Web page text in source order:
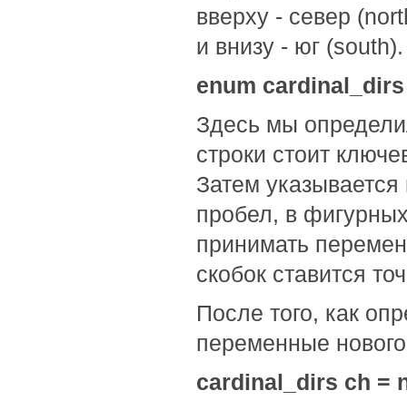
вверху - север
и внизу - юг (south).
enum
Здесь мы
строки стоит
Затем
пробел, в
принимать
скобок ставится
После того, как
переменные
cardinal_dirs ch =